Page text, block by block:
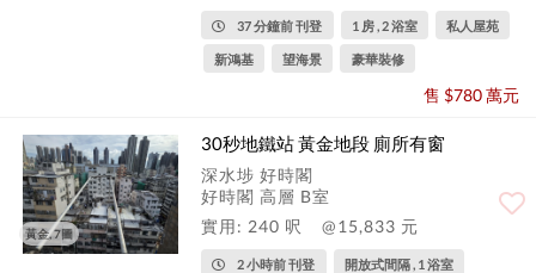
37 分鐘前 刊登 1 房 , 2 浴室 私人屋苑
新鴻基 望海景 豪華裝修
售 $780 萬元
黃金, 7圖
30秒地鐵站 黃金地段 廁所有窗
深水埗 好時閣
好時閣 高層 B室
實用: 240 呎
@15,833 元
2 小時前 刊登 開放式間隔 , 1 浴室